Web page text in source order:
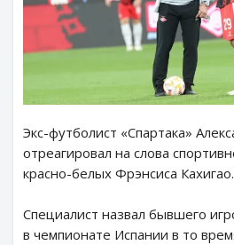
Экс-футболист «Спартака»
отреагировал на слова
красно-белых Фрэнсиса Кахигао.
Специалист назвал бывшего
в чемпионате Испании в то